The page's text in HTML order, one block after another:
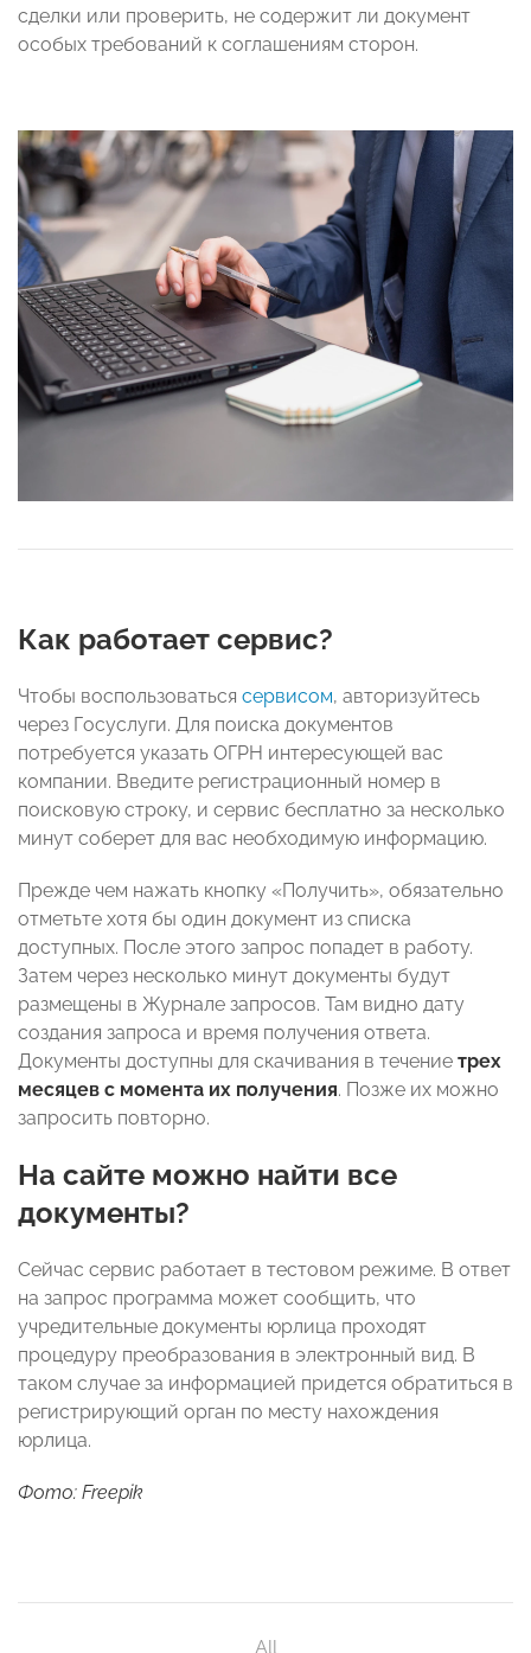
сделки или проверить, не содержит ли документ
особых требований к соглашениям сторон.
Как работает сервис?
Чтобы воспользоваться сервисом, авторизуйтесь
через Госуслуги. Для поиска документов
потребуется указать ОГРН интересующей вас
компании. Введите регистрационный номер в
поисковую строку, и сервис бесплатно за несколько
минут соберет для вас необходимую информацию.
Прежде чем нажать кнопку «Получить», обязательно
отметьте хотя бы один документ из списка
доступных. После этого запрос попадет в работу.
Затем через несколько минут документы будут
размещены в Журнале запросов. Там видно дату
создания запроса и время получения ответа.
Документы доступны для скачивания в течение трех
месяцев с момента их получения. Позже их можно
запросить повторно.
На сайте можно найти все
документы?
Сейчас сервис работает в тестовом режиме. В ответ
на запрос программа может сообщить, что
учредительные документы юрлица проходят
процедуру преобразования в электронный вид. В
таком случае за информацией придется обратиться в
регистрирующий орган по месту нахождения
юрлица.
Фото: Freepik
All